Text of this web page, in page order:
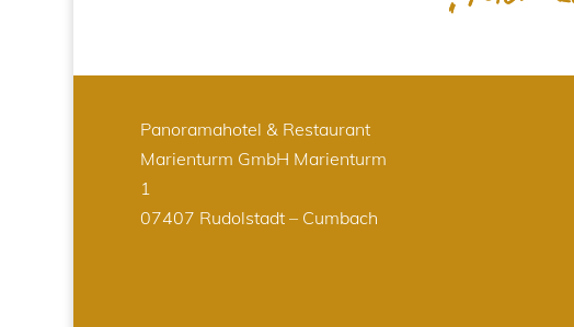
Panoramahotel & Restaurant
Marienturm GmbH Marienturm
1
07407 Rudolstadt – Cumbach